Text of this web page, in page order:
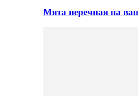
Мята перечная на